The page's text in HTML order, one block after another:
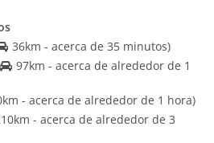
36km - acerca de 35 minutos)
97km - acerca de alrededor de 1
- acerca de alrededor de 1 hora)
- acerca de alrededor de 3